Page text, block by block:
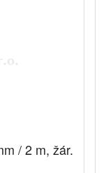
/ 2 m, žár.